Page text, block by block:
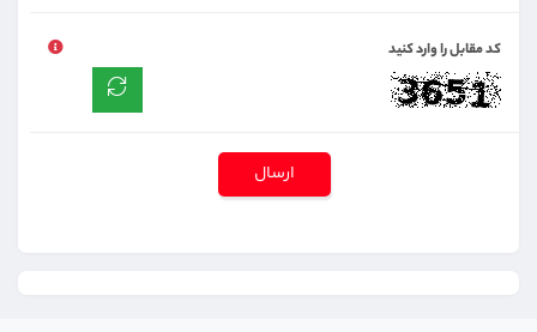
کد مقابل را وارد کنید
ارسال